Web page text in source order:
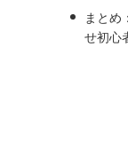
まとめ
せ初心